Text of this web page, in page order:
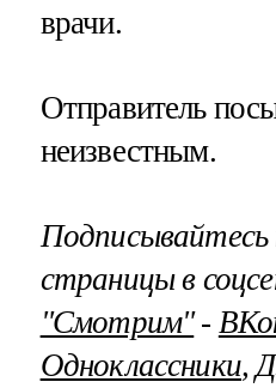
врачи.
Отправитель
неизвестным.
страницы в
"Смотрим"‐
Одноклассники,